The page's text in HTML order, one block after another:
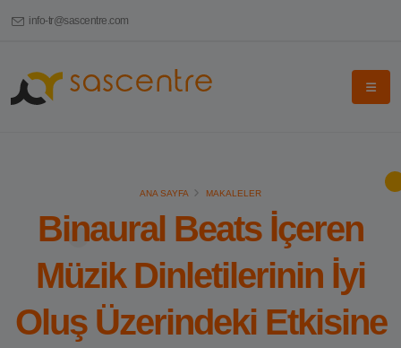
info-tr@sascentre.com
ANA SAYFA MAKALELER
Binaural Beats İçeren
Müzik Dinletilerinin İyi
Oluş Üzerindeki Etkisine